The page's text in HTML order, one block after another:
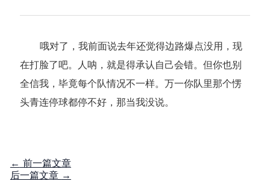
哦对了，我前面说去年还觉得边路爆点没用，现
在打脸了吧。人呐，就是得承认自己会错。但你也别
全信我，毕竟每个队情况不一样。万一你队里那个愣
头青连停球都停不好，那当我没说。
← 前一篇文章
后一篇文章 →